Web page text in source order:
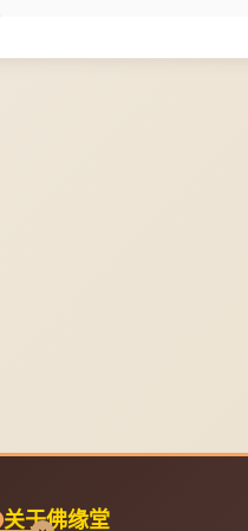
关于佛缘堂